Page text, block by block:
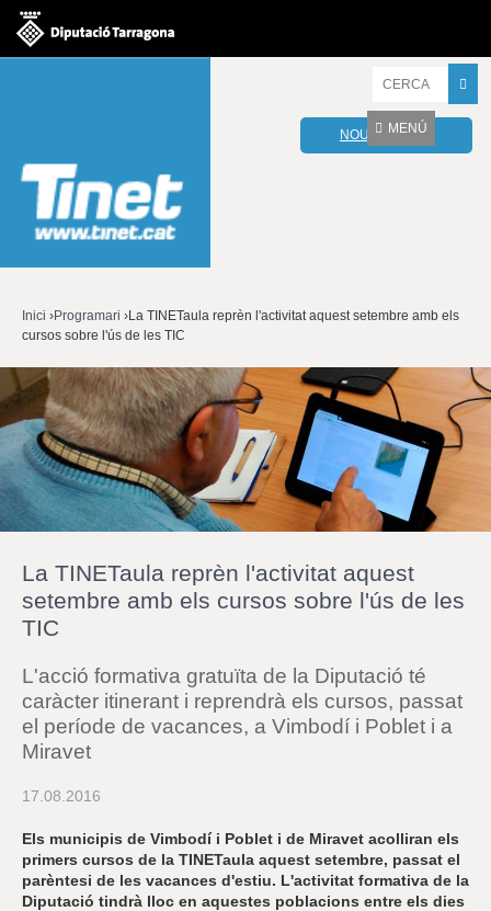
r
o
v
t
r
e
s
p
a
a
u
e
s
c
u
NOU WEBMAIL
MENÚ
Esteu
aquí
Inici ›Programari ›La TINETaula reprèn l'activitat aquest setembre amb els
cursos sobre l'ús de les TIC
La TINETaula reprèn l'activitat aquest
setembre amb els cursos sobre l'ús de les
TIC
L'acció formativa gratuïta de la Diputació té
caràcter itinerant i reprendrà els cursos, passat
el període de vacances, a Vimbodí i Poblet i a
Miravet
17.08.2016
Els municipis de Vimbodí i Poblet i de Miravet acolliran els
primers cursos de la TINETaula aquest setembre, passat el
parèntesi de les vacances d'estiu. L'activitat formativa de la
Diputació tindrà lloc en aquestes poblacions entre els dies